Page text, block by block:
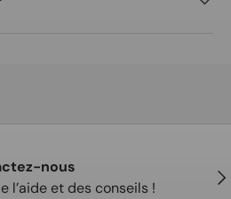
nous
l’aide et des conseils !